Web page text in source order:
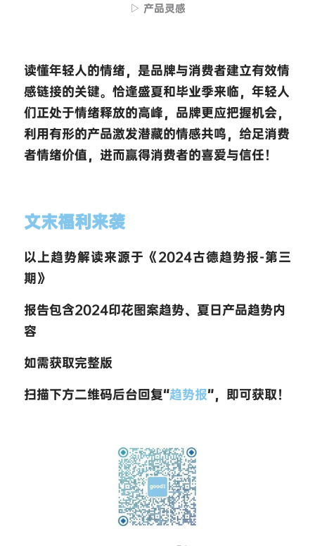
▷ 产品灵感
读懂年轻人的情绪，是品牌与消费者建立有效情
感链接的关键。恰逢盛夏和毕业季来临，年轻人
们正处于情绪释放的高峰，品牌更应把握机会，
利用有形的产品激发潜藏的情感共鸣，给足消费
者情绪价值，进而赢得消费者的喜爱与信任！
文末福利来袭
以上趋势解读来源于《2024古德趋势报-第三
期》
报告包含2024印花图案趋势、夏日产品趋势内
容
如需获取完整版
扫描下方二维码后台回复“趋势报”，即可获取！